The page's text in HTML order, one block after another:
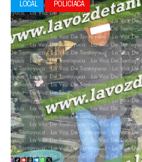
LOCAL POLICIACA